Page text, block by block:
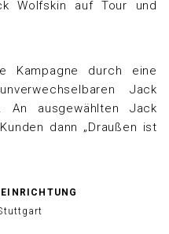
Wolfskin auf Tour und
durch eine
Jack
An ausgewählten Jack
dann „Draußen ist